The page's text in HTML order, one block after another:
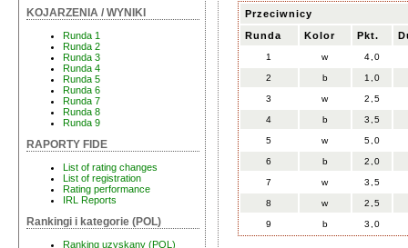
KOJARZENIA / WYNIKI
Runda 1
Runda 2
Runda 3
Runda 4
Runda 5
Runda 6
Runda 7
Runda 8
Runda 9
RAPORTY FIDE
List of rating changes
List of registration
Rating performance
IRL Reports
Rankingi i kategorie (POL)
Ranking uzyskany (POL)
Przeciwnicy
Runda
Kolor Pkt.
1 w 4,0
2 b 1,0
3 w 2,5
4 b 3,5
5 w 5,0
6 b 2,0
7 w 3,5
8 w 2,5
9 b 3,0